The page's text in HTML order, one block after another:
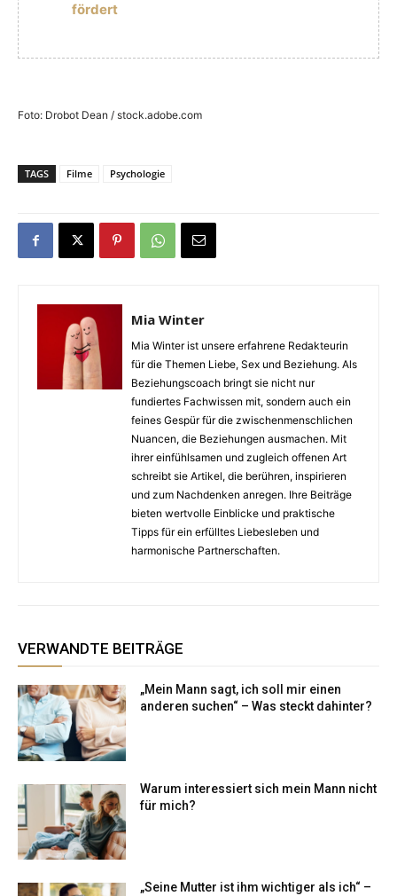
fördert
Foto: Drobot Dean / stock.adobe.com
TAGS Filme Psychologie
Mia Winter
Mia Winter ist unsere erfahrene Redakteurin
für die Themen Liebe, Sex und Beziehung. Als
Beziehungscoach bringt sie nicht nur
fundiertes Fachwissen mit, sondern auch ein
feines Gespür für die zwischenmenschlichen
Nuancen, die Beziehungen ausmachen. Mit
ihrer einfühlsamen und zugleich offenen Art
schreibt sie Artikel, die berühren, inspirieren
und zum Nachdenken anregen. Ihre Beiträge
bieten wertvolle Einblicke und praktische
Tipps für ein erfülltes Liebesleben und
harmonische Partnerschaften.
VERWANDTE BEITRÄGE
„Mein Mann sagt, ich soll mir einen
anderen suchen“ – Was steckt dahinter?
Warum interessiert sich mein Mann nicht
für mich?
„Seine Mutter ist ihm wichtiger als ich“ –